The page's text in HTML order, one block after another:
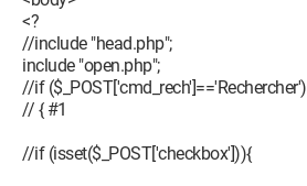
<?
//include "head.php";
include "open.php";
//if ($_POST['cmd_rech']=='Rechercher')
// { #1
//if (isset($_POST['checkbox'])){